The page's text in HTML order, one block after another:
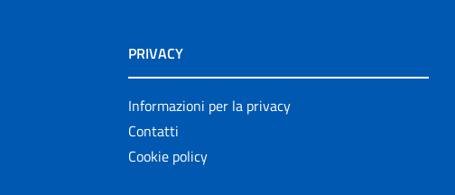
PRIVACY
Informazioni per la privacy
Contatti
Cookie policy